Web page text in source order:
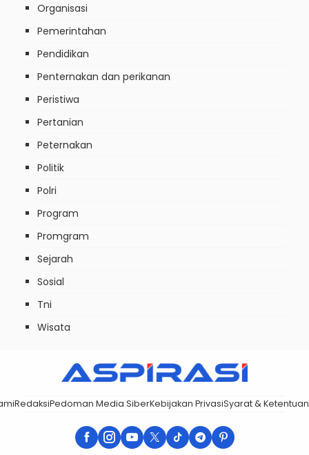
Organisasi
Pemerintahan
Pendidikan
Penternakan dan perikanan
Peristiwa
Pertanian
Peternakan
Politik
Polri
Program
Promgram
Sejarah
Sosial
Tni
Wisata
RedaksiPedoman Media SiberKebijakan PrivasiSyarat & Ketentuan